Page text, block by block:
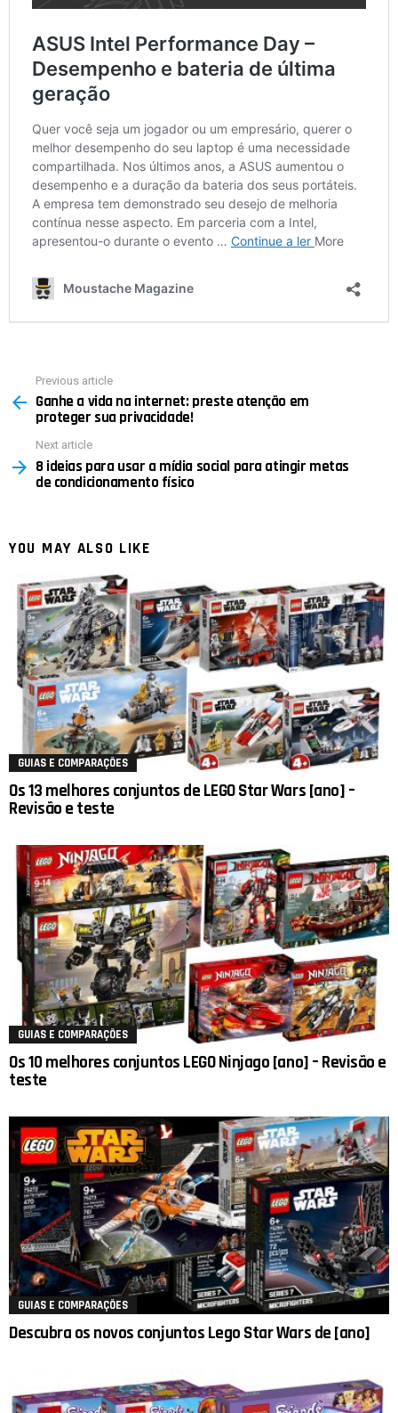
more
Previous article
Ganhe a vida na internet: preste atenção em
proteger sua privacidade!
Next article
8 ideias para usar a mídia social para atingir metas
de condicionamento físico
YOU MAY ALSO LIKE
GUIAS E COMPARAÇÕES
Os 13 melhores conjuntos de LEGO Star Wars [ano] –
Revisão e teste
GUIAS E COMPARAÇÕES
Os 10 melhores conjuntos LEGO Ninjago [ano] – Revisão e
teste
GUIAS E COMPARAÇÕES
Descubra os novos conjuntos Lego Star Wars de [ano]